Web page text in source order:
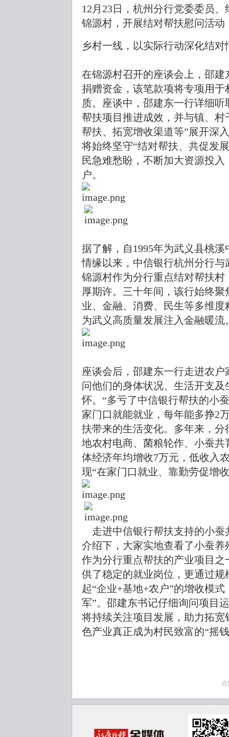
12月23日，杭州分行党委委员
锦源村，开展结对帮扶慰问活
乡村一线，以实际行动深化结
在锦源村召开的座谈会上，邵
捐赠资金，该笔款项将专项用
质。座谈中，邵建东一行详细
帮扶项目推进成效，并与镇、
帮扶、拓宽增收渠道等”展开深
将始终坚守“结对帮扶、共促发
民急难愁盼，不断加大资源投
户。
据了解，自1995年为武义县桃
情缘以来，中信银行杭州分行
锦源村作为分行重点结对帮扶
厚期许。三十年间，该行始终
业、金融、消费、民生等多维
为武义高质量发展注入金融暖流
座谈会后，邵建东一行走进农
问他们的身体状况、生活开支
怀。“多亏了中信银行帮扶的小
家门口就能就业，每年能多挣2
扶带来的生活变化。多年来，
地农村电商、菌粮轮作、小蚕
体经济年均增收7万元，低收入
现“在家门口就业、靠勤劳促增
走进中信银行帮扶支持的小蚕
介绍下，大家实地查看了小蚕
作为分行重点帮扶的产业项目
供了稳定的就业岗位，更通过
起“企业+基地+农户”的增收模
军”。邵建东书记仔细询问项目
将持续关注项目发展，助力拓
色产业真正成为村民致富的“摇
点